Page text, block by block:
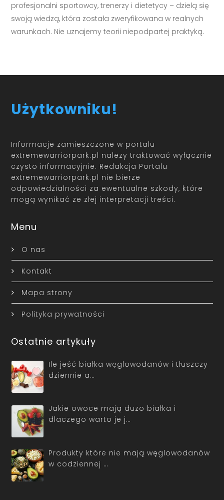
profesjonalni sportowcy, trenerzy i dietetycy – dzielą się
swoją wiedzą, która została zweryfikowana w realnych
warunkach. Nie uznajemy teorii niepodpartej praktyką.
Użytkowniku!
Informacje zamieszczone w portalu
extremewarriorpark.pl należy traktować wyłącznie
czysto informacyjnie. Redakcja Portalu
extremewarriorpark.pl nie bierze
odpowiedzialności za ewentualne szkody, które
mogą wynikać ze złej interpretacji treści.
Menu
O nas
Kontakt
Mapa strony
Polityka prywatności
Ostatnie artykuły
Ile jeść białka węglowodanów i tłuszczy
dziennie a…
Jakie owoce mają dużo białka i
dlaczego warto je j…
Produkty które nie mają węglowodanów
w codziennej …